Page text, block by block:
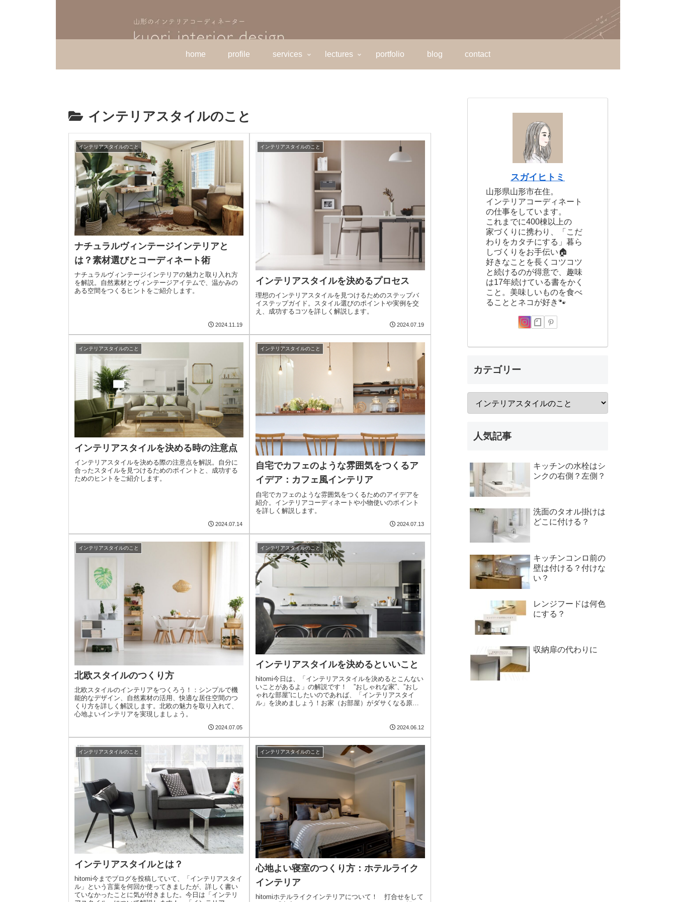
home profile services lectures portfolio blog contact
インテリアスタイルのこと
インテリアスタイルのこと
ナチュラルヴィンテージインテリアと
は？素材選びとコーディネート術
ナチュラルヴィンテージインテリアの魅力と取り入れ方
を解説。自然素材とヴィンテージアイテムで、温かみの
ある空間をつくるヒントをご紹介します。
2024.11.19
インテリアスタイルのこと
インテリアスタイルを決めるプロセス
理想のインテリアスタイルを見つけるためのステップバ
イステップガイド。スタイル選びのポイントや実例を交
え、成功するコツを詳しく解説します。
2024.07.19
インテリアスタイルのこと
インテリアスタイルを決める時の注意点
インテリアスタイルを決める際の注意点を解説。自分に
合ったスタイルを見つけるためのポイントと、成功する
ためのヒントをご紹介します。
2024.07.14
インテリアスタイルのこと
自宅でカフェのような雰囲気をつくるア
イデア：カフェ風インテリア
自宅でカフェのような雰囲気をつくるためのアイデアを
紹介。インテリアコーディネートや小物使いのポイント
を詳しく解説します。
2024.07.13
インテリアスタイルのこと
北欧スタイルのつくり方
北欧スタイルのインテリアをつくろう！：シンプルで機
能的なデザイン、自然素材の活用、快適な居住空間のつ
くり方を詳しく解説します。北欧の魅力を取り入れて、
心地よいインテリアを実現しましょう。
2024.07.05
インテリアスタイルのこと
インテリアスタイルを決めるといいこと
hitomi今日は、「インテリアスタイルを決めるとこんない
いことがあるよ」の解説です！ ”おしゃれな家”、”おし
ゃれな部屋”にしたいのであれば、「インテリアスタイ
ル」を決めましょう！お家（お部屋）がダサくなる原因
2024.06.12
インテリアスタイルのこと
インテリアスタイルとは？
hitomi今までブログを投稿していて、「インテリアスタイ
ル」という言葉を何回か使ってきましたが、詳しく書い
ていなかったことに気が付きました。今日は「インテリ
インテリアスタイルのこと
心地よい寝室のつくり方：ホテルライク
インテリア
hitomiホテルライクインテリアについて！ 打合せをして
スガイヒトミ
山形県山形市在住。
インテリアコーディネート
の仕事をしています。
これまでに400棟以上の
家づくりに携わり、「こだ
わりをカタチにする」暮ら
しづくりをお手伝い🏠
好きなことを長くコツコツ
と続けるのが得意で、趣味
は17年続けている書をかく
こと。美味しいものを食べ
ることとネコが好き🐾
カテゴリー
人気記事
キッチンの水栓はシ
ンクの右側？左側？
洗面のタオル掛けは
どこに付ける？
キッチンコンロ前の
壁は付ける？付けな
い？
レンジフードは何色
にする？
収納扉の代わりに